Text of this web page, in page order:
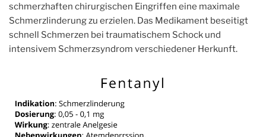
schmerzhaften chirurgischen Eingriffen eine maximale
Schmerzlinderung zu erzielen. Das Medikament beseitigt
schnell Schmerzen bei traumatischem Schock und
intensivem Schmerzsyndrom verschiedener Herkunft.